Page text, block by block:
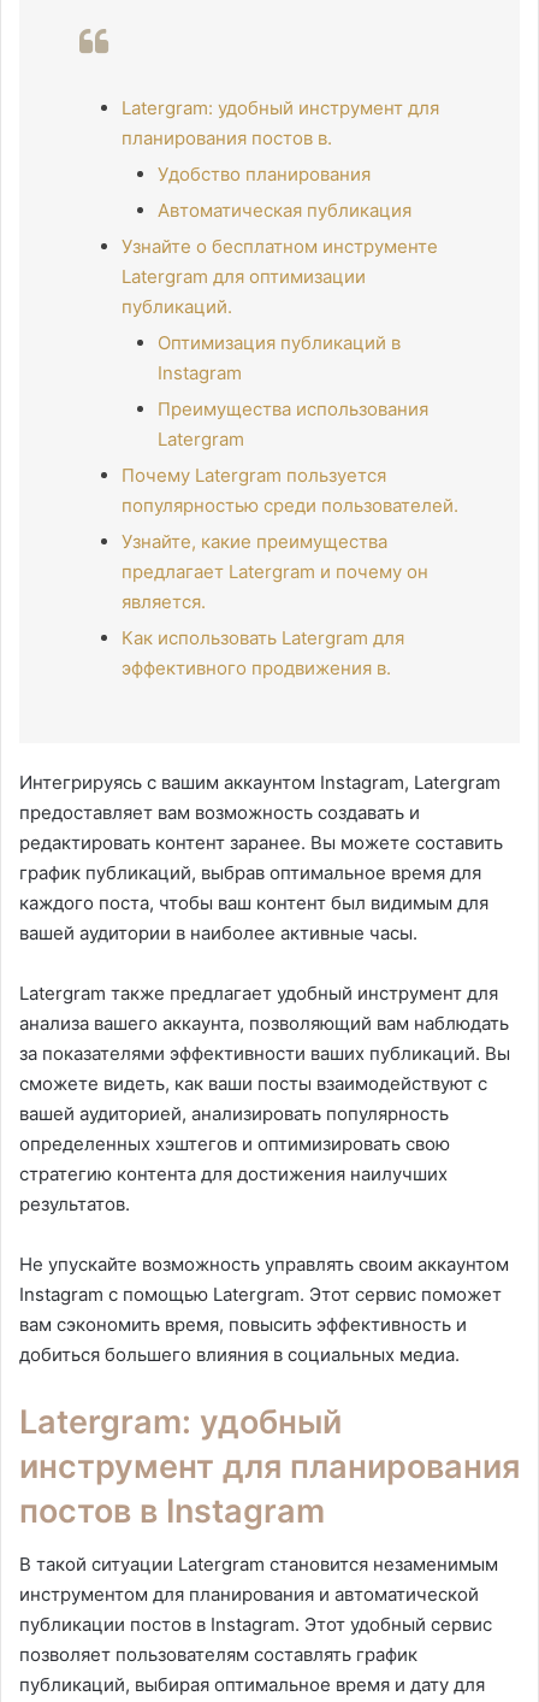
Latergram: удобный инструмент для
планирования постов в.
Удобство планирования
Автоматическая публикация
Узнайте о бесплатном инструменте
Latergram для оптимизации
публикаций.
Оптимизация публикаций в
Instagram
Преимущества использования
Latergram
Почему Latergram пользуется
популярностью среди пользователей.
Узнайте, какие преимущества
предлагает Latergram и почему он
является.
Как использовать Latergram для
эффективного продвижения в.
Интегрируясь с вашим аккаунтом Instagram, Latergram
предоставляет вам возможность создавать и
редактировать контент заранее. Вы можете составить
график публикаций, выбрав оптимальное время для
каждого поста, чтобы ваш контент был видимым для
вашей аудитории в наиболее активные часы.
Latergram также предлагает удобный инструмент для
анализа вашего аккаунта, позволяющий вам наблюдать
за показателями эффективности ваших публикаций. Вы
сможете видеть, как ваши посты взаимодействуют с
вашей аудиторией, анализировать популярность
определенных хэштегов и оптимизировать свою
стратегию контента для достижения наилучших
результатов.
Не упускайте возможность управлять своим аккаунтом
Instagram с помощью Latergram. Этот сервис поможет
вам сэкономить время, повысить эффективность и
добиться большего влияния в социальных медиа.
Latergram: удобный
инструмент для планирования
постов в Instagram
В такой ситуации Latergram становится незаменимым
инструментом для планирования и автоматической
публикации постов в Instagram. Этот удобный сервис
позволяет пользователям составлять график
публикаций, выбирая оптимальное время и дату для